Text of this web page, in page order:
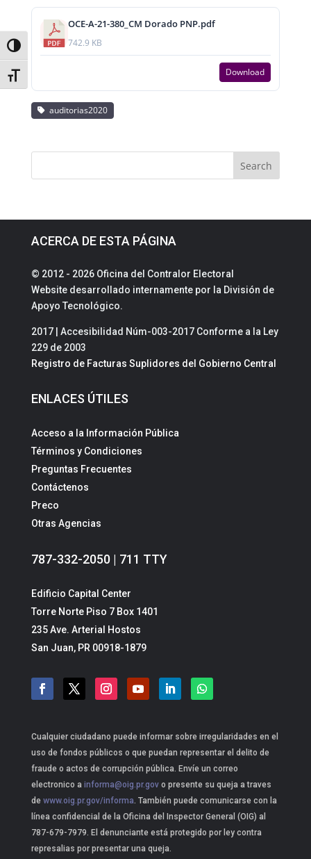
Toggle High Contrast
Toggle Font size
OCE-A-21-380_CM Dorado PNP.pdf
742.9 KB
Download
auditorias2020
ACERCA DE ESTA PÁGINA
© 2012 - 2026 Oficina del Contralor Electoral
Website desarrollado internamente por la División de
Apoyo Tecnológico.
2017 | Accesibilidad Núm-003-2017 Conforme a la Ley
229 de 2003
Registro de Facturas Suplidores del Gobierno Central
ENLACES ÚTILES
Acceso a la Información Pública
Términos y Condiciones
Preguntas Frecuentes
Contáctenos
Preco
Otras Agencias
787-332-2050 | 711 TTY
Edificio Capital Center
Torre Norte Piso 7 Box 1401
235 Ave. Arterial Hostos
San Juan, PR 00918-1879
Cualquier ciudadano puede informar sobre irregularidades en el
uso de fondos públicos o que puedan representar el delito de
fraude o actos de corrupción pública. Envíe un correo
electronico a informa@oig.pr.govo presente su queja a traves
dewww.oig.pr.gov/informa. También puede comunicarse con la
línea confidencial de la Oficina del Inspector General (OIG) al
787-679-7979. El denunciante está protegido por ley contra
represalias por presentar una queja.